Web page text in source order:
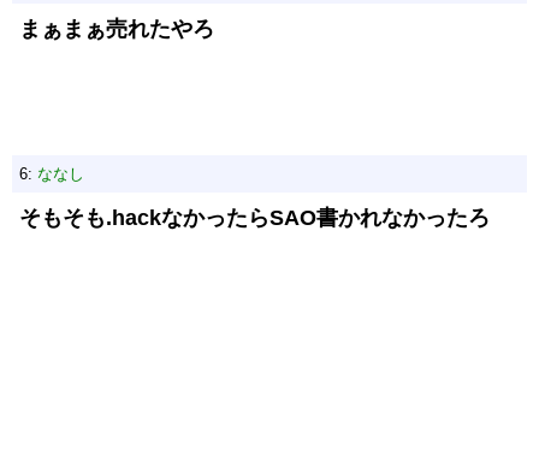
まぁまぁ売れたやろ
6: ななし
そもそも.hackなかったらSAO書かれなかったろ